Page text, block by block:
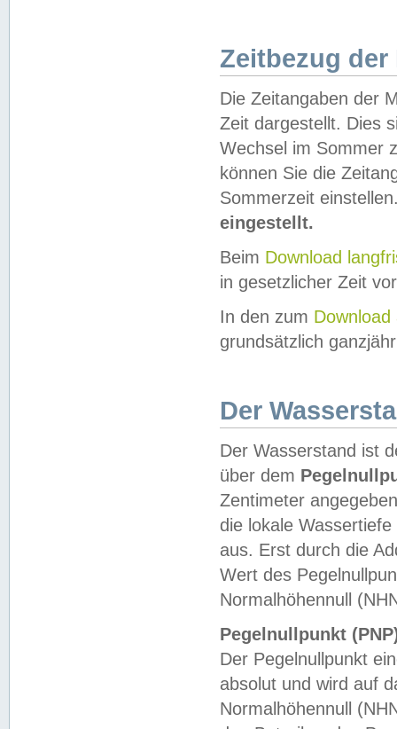
Zeitbezug der
Die Zeitangaben der
Zeit dargestellt. Dies
Wechsel im Sommer
können Sie die
Sommerzeit
eingestellt.
Beim Download
in gesetzlicher Zeit
In den zum Download
grundsätzlich
Der
Der Wasserstand ist
über dem
Zentimeter
die lokale
aus. Erst durch die
Wert des
Normalhöhennull
Pegelnullpunkt
Der Pegelnullpunkt
absolut und wird auf
Normalhöhennull